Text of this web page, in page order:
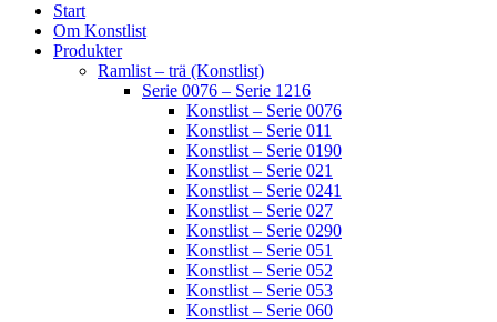
Start
Om Konstlist
Produkter
Ramlist – trä (Konstlist)
Serie 0076 – Serie 1216
Konstlist – Serie 0076
Konstlist – Serie 011
Konstlist – Serie 0190
Konstlist – Serie 021
Konstlist – Serie 0241
Konstlist – Serie 027
Konstlist – Serie 0290
Konstlist – Serie 051
Konstlist – Serie 052
Konstlist – Serie 053
Konstlist – Serie 060